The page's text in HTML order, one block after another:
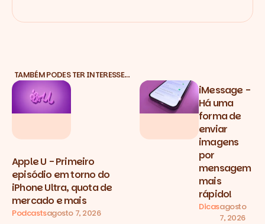
TAMBÉM PODES TER INTERESSE…
Apple U - Primeiro
episódio em torno do
iPhone Ultra, quota de
mercado e mais
Podcastsagosto 7, 2026
iMessage -
Há uma
forma de
enviar
imagens
por
mensagem
mais
rápido!
Dicasagosto
7, 2026